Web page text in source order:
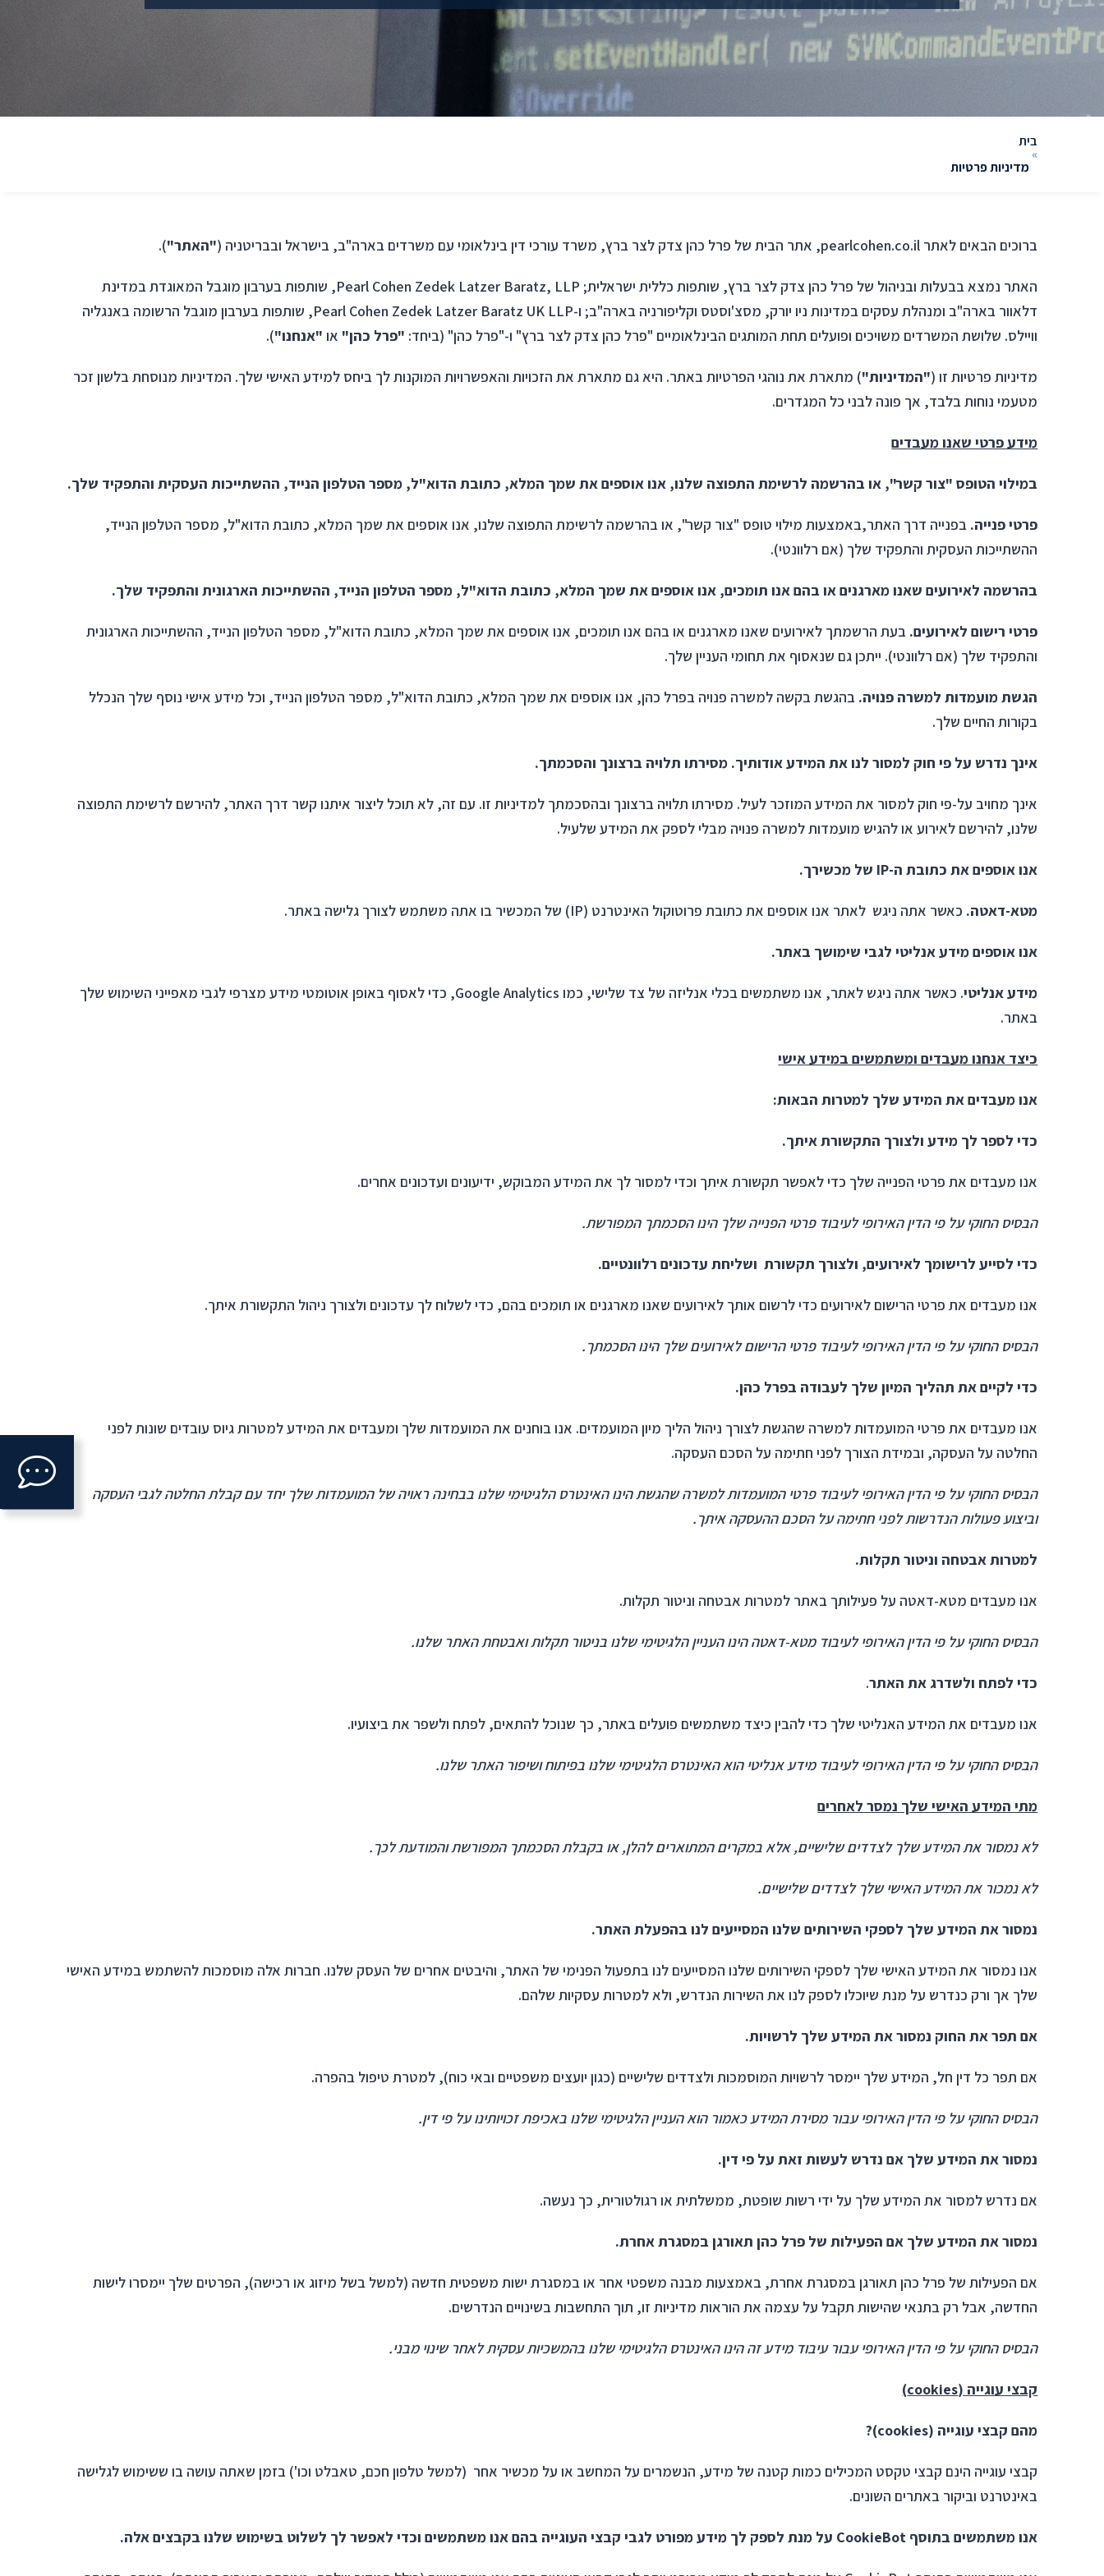
to
בית
»
מדיניות פרטיות
ברוכים הבאים לאתר pearlcohen.co.il, אתר הבית של פרל כהן צדק לצר ברץ, משרד עורכי דין בינלאומי עם משרדים בארה"ב, בישראל ובבריטניה ( "האתר").
האתר נמצא בבעלות ובניהול של פרל כהן צדק לצר ברץ, שותפות כללית ישראלית; Pearl Cohen Zedek Latzer Baratz, LLP, שותפות בערבון מוגבל המאוגדת במדינת
דלאוור בארה"ב ומנהלת עסקים במדינות ניו יורק, מסצ'וסטס וקליפורניה בארה"ב; ו-Pearl Cohen Zedek Latzer Baratz UK LLP, שותפות בערבון מוגבל הרשומה באנגליה
וויילס. שלושת המשרדים משויכים ופועלים תחת המותגים הבינלאומיים "פרל כהן צדק לצר ברץ" ו-"פרל כהן" (ביחד: "פרל כהן" או "אנחנו").
מדיניות פרטיות זו ("המדיניות") מתארת את נוהגי הפרטיות באתר. היא גם מתארת את הזכויות והאפשרויות המוקנות לך ביחס למידע האישי שלך. המדיניות מנוסחת בלשון זכר
מטעמי נוחות בלבד, אך פונה לבני כל המגדרים.
מידע פרטי שאנו מעבדים
במילוי הטופס "צור קשר", או בהרשמה לרשימת התפוצה שלנו, אנו אוספים את שמך המלא, כתובת הדוא"ל, מספר הטלפון הנייד, ההשתייכות העסקית והתפקיד שלך.
פרטי פנייה. בפנייה דרך האתר,באמצעות מילוי טופס "צור קשר", או בהרשמה לרשימת התפוצה שלנו, אנו אוספים את שמך המלא, כתובת הדוא"ל, מספר הטלפון הנייד,
ההשתייכות העסקית והתפקיד שלך (אם רלוונטי).
בהרשמה לאירועים שאנו מארגנים או בהם אנו תומכים, אנו אוספים את שמך המלא, כתובת הדוא"ל, מספר הטלפון הנייד, ההשתייכות הארגונית והתפקיד שלך.
פרטי רישום לאירועים. בעת הרשמתך לאירועים שאנו מארגנים או בהם אנו תומכים, אנו אוספים את שמך המלא, כתובת הדוא"ל, מספר הטלפון הנייד, ההשתייכות הארגונית
והתפקיד שלך (אם רלוונטי). ייתכן גם שנאסוף את תחומי העניין שלך.
הגשת מועמדות למשרה פנויה. בהגשת בקשה למשרה פנויה בפרל כהן, אנו אוספים את שמך המלא, כתובת הדוא"ל, מספר הטלפון הנייד, וכל מידע אישי נוסף שלך הנכלל
בקורות החיים שלך.
אינך נדרש על פי חוק למסור לנו את המידע אודותיך. מסירתו תלויה ברצונך והסכמתך.
אינך מחויב על-פי חוק למסור את המידע המוזכר לעיל. מסירתו תלויה ברצונך ובהסכמתך למדיניות זו. עם זה, לא תוכל ליצור איתנו קשר דרך האתר, להירשם לרשימת התפוצה
שלנו, להירשם לאירוע או להגיש מועמדות למשרה פנויה מבלי לספק את המידע שלעיל.
אנו אוספים את כתובת ה-IP של מכשירך.
מטא-דאטה. כאשר אתה ניגש לאתר אנו אוספים את כתובת פרוטוקול האינטרנט (IP) של המכשיר בו אתה משתמש לצורך גלישה באתר.
אנו אוספים מידע אנליטי לגבי שימושך באתר.
מידע אנליטי
. כאשר אתה ניגש לאתר, אנו משתמשים בכלי אנליזה של צד שלישי, כמו Google Analytics, כדי לאסוף באופן אוטומטי מידע מצרפי לגבי מאפייני השימוש שלך
באתר.
כיצד אנחנו מעבדים ומשתמשים במידע אישי
אנו מעבדים את המידע שלך למטרות הבאות:
כדי לספר לך מידע ולצורך התקשורת איתך.
אנו מעבדים את פרטי הפנייה שלך כדי לאפשר תקשורת איתך וכדי למסור לך את המידע המבוקש, ידיעונים ועדכונים אחרים.
הבסיס החוקי על פי הדין האירופי לעיבוד פרטי הפנייה שלך הינו הסכמתך המפורשת.
כדי לסייע לרישומך לאירועים, ולצורך תקשורת ושליחת עדכונים רלוונטיים.
אנו מעבדים את פרטי הרישום לאירועים כדי לרשום אותך לאירועים שאנו מארגנים או תומכים בהם, כדי לשלוח לך עדכונים ולצורך ניהול התקשורת איתך.
הבסיס החוקי על פי הדין האירופי לעיבוד פרטי הרישום לאירועים שלך הינו הסכמתך.
כדי לקיים את תהליך המיון שלך לעבודה בפרל כהן.
אנו מעבדים את פרטי המועמדות למשרה שהגשת לצורך ניהול הליך מיון המועמדים. אנו בוחנים את המועמדות שלך ומעבדים את המידע למטרות גיוס עובדים שונות לפני
החלטה על העסקה, ובמידת הצורך לפני חתימה על הסכם העסקה.
הבסיס החוקי על פי הדין האירופי לעיבוד פרטי המועמדות למשרה שהגשת הינו האינטרס הלגיטימי שלנו בבחינה ראויה של המועמדות שלך יחד עם קבלת החלטה לגבי העסקה
וביצוע פעולות הנדרשות לפני חתימה על הסכם ההעסקה איתך.
למטרות אבטחה וניטור תקלות.
אנו מעבדים מטא-דאטה על פעילותך באתר למטרות אבטחה וניטור תקלות.
הבסיס החוקי על פי הדין האירופי לעיבוד מטא-דאטה הינו העניין הלגיטימי שלנו בניטור תקלות ואבטחת האתר שלנו.
כדי לפתח ולשדרג את האתר.
אנו מעבדים את המידע האנליטי שלך כדי להבין כיצד משתמשים פועלים באתר, כך שנוכל להתאים, לפתח ולשפר את ביצועיו.
הבסיס החוקי על פי הדין האירופי לעיבוד מידע אנליטי הוא האינטרס הלגיטימי שלנו בפיתוח ושיפור האתר שלנו.
מתי המידע האישי שלך נמסר לאחרים
לא נמסור את המידע שלך לצדדים שלישיים, אלא במקרים המתוארים להלן, או בקבלת הסכמתך המפורשת והמודעת לכך.
לא נמכור את המידע האישי שלך לצדדים שלישיים.
נמסור את המידע שלך לספקי השירותים שלנו המסייעים לנו בהפעלת האתר.
אנו נמסור את המידע האישי שלך לספקי השירותים שלנו המסייעים לנו בתפעול הפנימי של האתר, והיבטים אחרים של העסק שלנו. חברות אלה מוסמכות להשתמש במידע האישי
שלך אך ורק כנדרש על מנת שיוכלו לספק לנו את השירות הנדרש, ולא למטרות עסקיות שלהם.
אם תפר את החוק נמסור את המידע שלך לרשויות.
אם תפר כל דין חל, המידע שלך יימסר לרשויות המוסמכות ולצדדים שלישיים (כגון יועצים משפטיים ובאי כוח), למטרת טיפול בהפרה.
הבסיס החוקי על פי הדין האירופי עבור מסירת המידע כאמור הוא העניין הלגיטימי שלנו באכיפת זכויותינו על פי דין.
נמסור את המידע שלך אם נדרש לעשות זאת על פי דין.
אם נדרש למסור את המידע שלך על ידי רשות שופטת, ממשלתית או רגולטורית, כך נעשה.
נמסור את המידע שלך אם הפעילות של פרל כהן תאורגן במסגרת אחרת.
אם הפעילות של פרל כהן תאורגן במסגרת אחרת, באמצעות מבנה משפטי אחר או במסגרת ישות משפטית חדשה (למשל בשל מיזוג או רכישה), הפרטים שלך יימסרו לישות
החדשה, אבל רק בתנאי שהישות תקבל על עצמה את הוראות מדיניות זו, תוך התחשבות בשינויים הנדרשים.
הבסיס החוקי על פי הדין האירופי עבור עיבוד מידע זה הינו האינטרס הלגיטימי שלנו בהמשכיות עסקית לאחר שינוי מבני.
קבצי עוגייה (cookies
)
מהם קבצי עוגייה (cookies
)?
קבצי עוגייה הינם קבצי טקסט המכילים כמות קטנה של מידע, הנשמרים על המחשב או על מכשיר אחר (למשל טלפון חכם, טאבלט וכו') בזמן שאתה עושה בו ששימוש לגלישה
באינטרנט וביקור באתרים השונים.
אנו משתמשים בתוסף CookieBot על מנת לספק לך מידע מפורט לגבי קבצי העוגייה בהם אנו משתמשים וכדי לאפשר לך לשלוט בשימוש שלנו בקבצים אלה.